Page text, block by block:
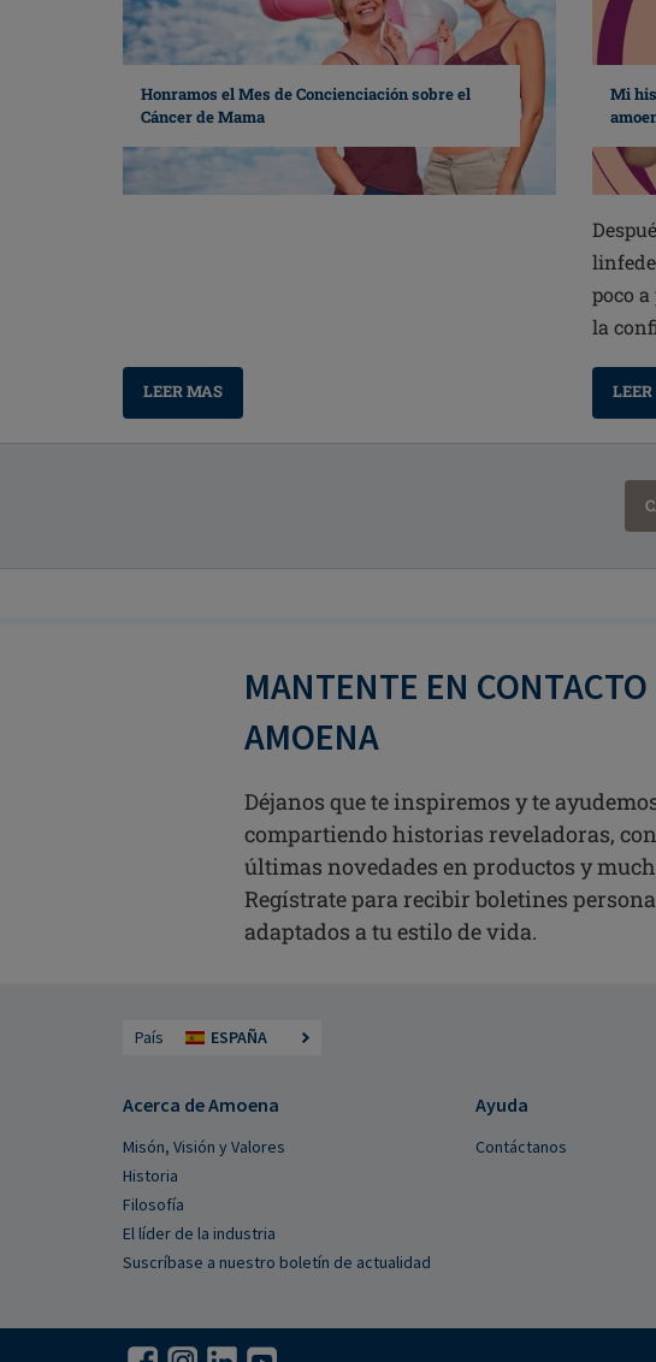
Honramos el Mes de Concienciación sobre el
Cáncer de Mama
LEER MAS
Mi
poco
la
MANTENTE EN CONTACTO
AMOENA
Déjanos que te inspiremos y te
compartiendo historias reveladoras,
últimas novedades en productos y
Regístrate para recibir boletines
adaptados a tu estilo de vida.
País ESPAÑA
Acerca de Amoena
Misón, Visión y Valores
Historia
Filosofía
El líder de la industria
Suscríbase a nuestro boletín de actualidad
Ayuda
Contáctanos